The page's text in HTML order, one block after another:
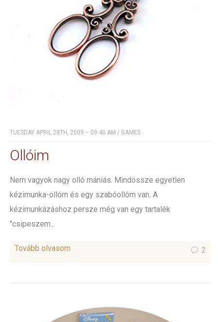
TUESDAY APRIL 28TH, 2009 – 09:40 AM / GAMES
Ollóim
Nem vagyok nagy olló mániás. Mindössze egyetlen
kézimunka-ollóm és egy szabóollóm van. A
kézimunkázáshoz persze még van egy tartalék
"csipeszem...
Tovább olvasom 2